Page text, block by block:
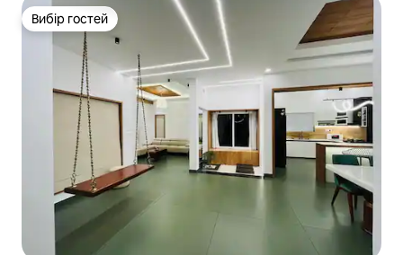
Вибір гостей
Вибір гостей